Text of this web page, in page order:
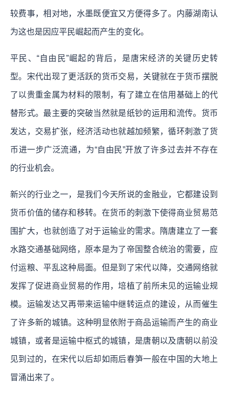
较费事，相对地，水墨既便宜又方便得多了。内藤湖南认
为这也是因应平民崛起而产生的变化。
平民、“自由民”崛起的背后，是唐宋经济的关键历史转
型。 宋代出现了更活跃的货币交易，关键就在于货币摆脱
了以贵重金属为材料的限制，有了建立在信用基础上的代
替形式。最主要的突破当然就是纸钞的运用和流传。货币
发达，交易扩张，经济活动也就越加频繁，循环刺激了货
币进一步广泛流通，为“自由民”开放了许多过去并不存在
的行业机会。
新兴的行业之一，是我们今天所说的金融业，它都建设到
货币价值的储存和移转。在货币的刺激下使得商业贸易范
围扩大，也就创造了对于运输业的需求。隋唐建立了一套
水路交通基础网络，原本是为了帝国整合统治的需要，应
付运粮、平乱这种局面。但是到了宋代以降，交通网络就
发挥了促进商业贸易的作用，培植了前所未见的运输业规
模。运输发达又再带来运输中继转运点的建设，从而催生
了许多新的城镇。这种明显依附于商品运输而产生的商业
城镇，或者是运输中枢式的城镇，是唐朝以及唐朝以前没
见到过的，在宋代以后却如雨后春笋一般在中国的大地上
冒涌出来了。